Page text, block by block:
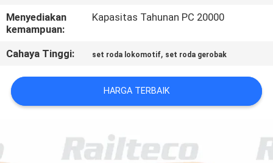
BERITA
SEMUA
KASUS
SITEMAP
PRIVACY
Menyediakan
kemampuan:
Kapasitas Tahunan PC 20000
Cahaya Tinggi: set roda lokomotif, set roda gerobak
HARGA TERBAIK